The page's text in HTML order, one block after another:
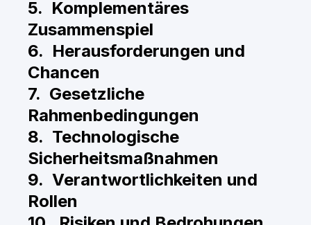
5. Komplementäres
Zusammenspiel
6. Herausforderungen und
Chancen
7. Gesetzliche
Rahmenbedingungen
8. Technologische
Sicherheitsmaßnahmen
9. Verantwortlichkeiten und
Rollen